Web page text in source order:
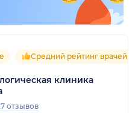
Средний рейтинг врачей
клиника
отзывов